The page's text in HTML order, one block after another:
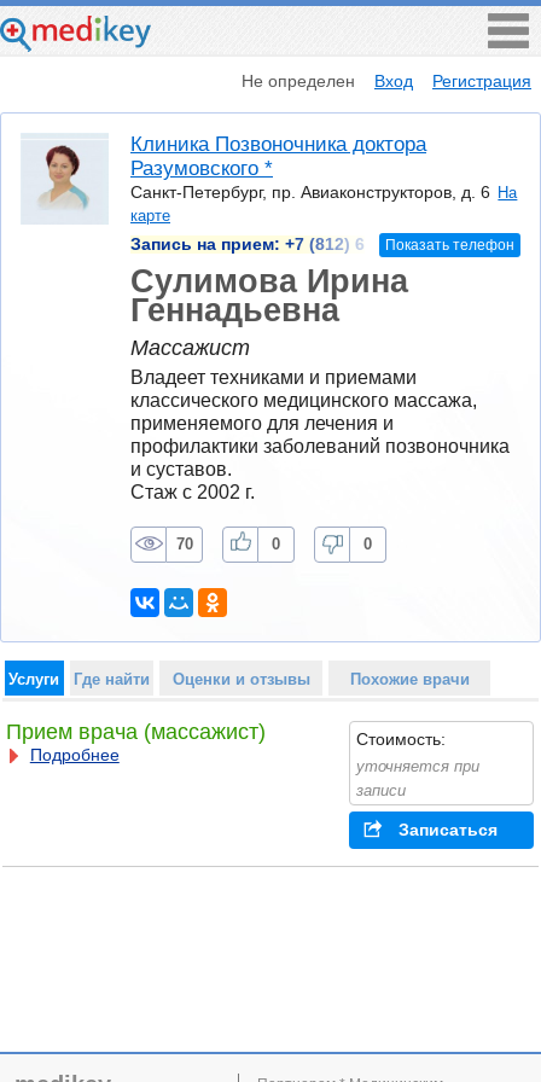
Не определен Вход Регистрация
Клиника Позвоночника доктора
Разумовского *
Санкт-Петербург, пр. Авиаконструкторов, д. 6 На
карте
Запись на прием: +7 (812) 6 Показать телефон
Сулимова Ирина
Геннадьевна
Массажист
Владеет техниками и приемами
классического медицинского массажа,
применяемого для лечения и
профилактики заболеваний позвоночника
и суставов.
Стаж с 2002 г.
70 0 0
Услуги Где найти Оценки и отзывы Похожие врачи
Прием врача (массажист)
Подробнее
Стоимость:
уточняется при
записи
Записаться